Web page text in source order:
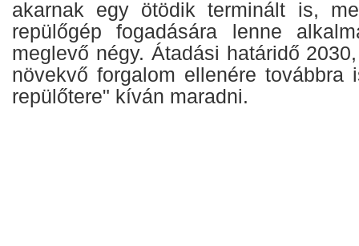
akarnak egy ötödik terminált is,
repülőgép fogadására lenne
meglevő négy. Átadási határidő
növekvő forgalom ellenére továbbra
repülőtere" kíván maradni.